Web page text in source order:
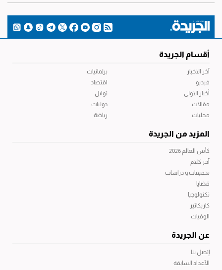
أقسام الجريدة
آخر الاخبار
فيديو
أخبار الاولى
مقالات
محليات
برلمانيات
اقتصاد
توابل
دوليات
رياضة
المزيد من الجريدة
كأس العالم 2026
آخر كلام
تحقيقات و دراسات
قضايا
تكنولوجيا
كاريكاتير
الوفيات
عن الجريدة
إتصل بنا
الأعداد السابقة